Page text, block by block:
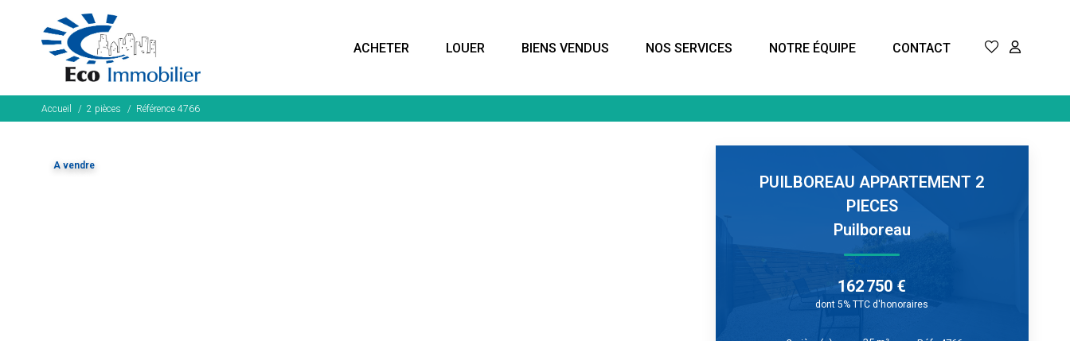
ACHETER LOUER BIENS VENDUS NOS SERVICES NOTRE ÉQUIPE CONTACT
Accueil 2 pièces Référence 4766
A vendre
PUILBOREAU APPARTEMENT 2
PIECES
Puilboreau
162 750 €
dont 5% TTC d'honoraires